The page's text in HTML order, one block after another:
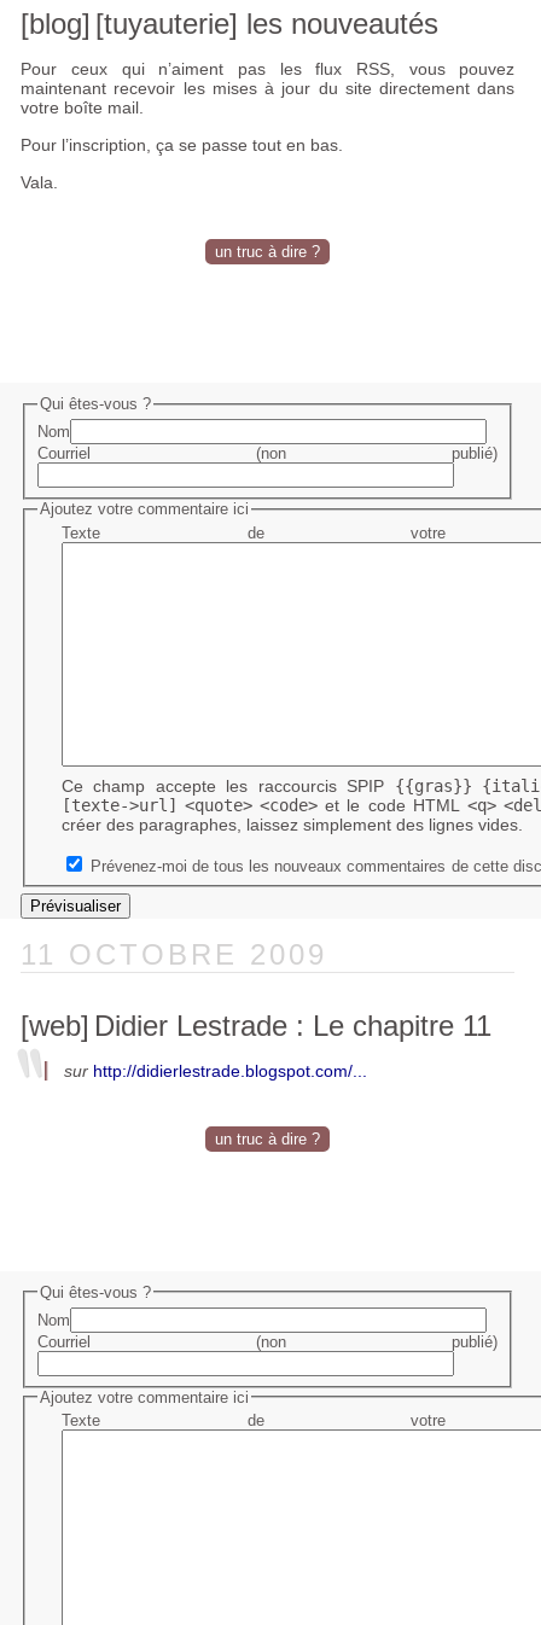
[blog] [tuyauterie] les nouveautés
Pour ceux qui n’aiment pas les flux RSS, vous pouvez
maintenant recevoir les mises à jour du site directement dans
votre boîte mail.
Pour l’inscription, ça se passe tout en bas.
Vala.
un truc à dire ?
Qui êtes-vous ?
Nom
Courriel (non publié)
Ajoutez votre commentaire ici
Texte de votre
Ce champ accepte les raccourcis SPIP {{gras}}
[texte->url] <quote> <code>et le code HTML <q>
créer des paragraphes, laissez simplement des lignes vides.
Prévenez-moi de tous les nouveaux commentaires de cette
11 OCTOBRE 2009
[web] Didier Lestrade : Le chapitre 11
sur http://didierlestrade.blogspot.com/...
un truc à dire ?
Qui êtes-vous ?
Nom
Courriel (non publié)
Ajoutez votre commentaire ici
Texte de votre